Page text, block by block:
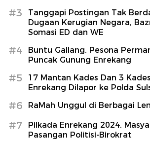
#3
Tanggapi Postingan Tak
Dugaan Kerugian Negara,
Somasi ED dan WE
#4
Buntu Gallang, Pesona
Puncak Gunung Enrekang
#5
17 Mantan Kades Dan 3
Enrekang Dilapor ke Polda
#6 RaMah Unggul di Berbagai
#7
Pilkada Enrekang 2024,
Pasangan Politisi-Birokrat